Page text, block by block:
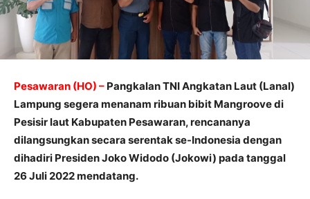
Pesawaran (HO) – Pangkalan TNI Angkatan Laut (Lanal)
Lampung segera menanam ribuan bibit Mangroove di
Pesisir laut Kabupaten Pesawaran, rencananya
dilangsungkan secara serentak se-Indonesia dengan
dihadiri Presiden Joko Widodo (Jokowi) pada tanggal
26 Juli 2022 mendatang.